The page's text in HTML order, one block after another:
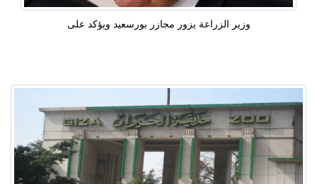
وزير الزراعة يزور مجازر بورسعيد ويؤكد على